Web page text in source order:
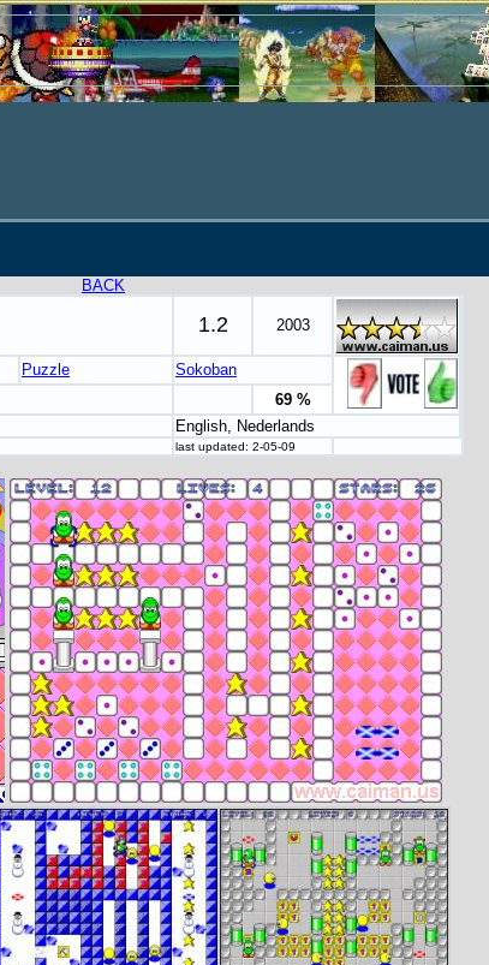
BACK
1.2 2003
Puzzle
Sokoban
69 %
English, Nederlands
last updated: 2-05-09